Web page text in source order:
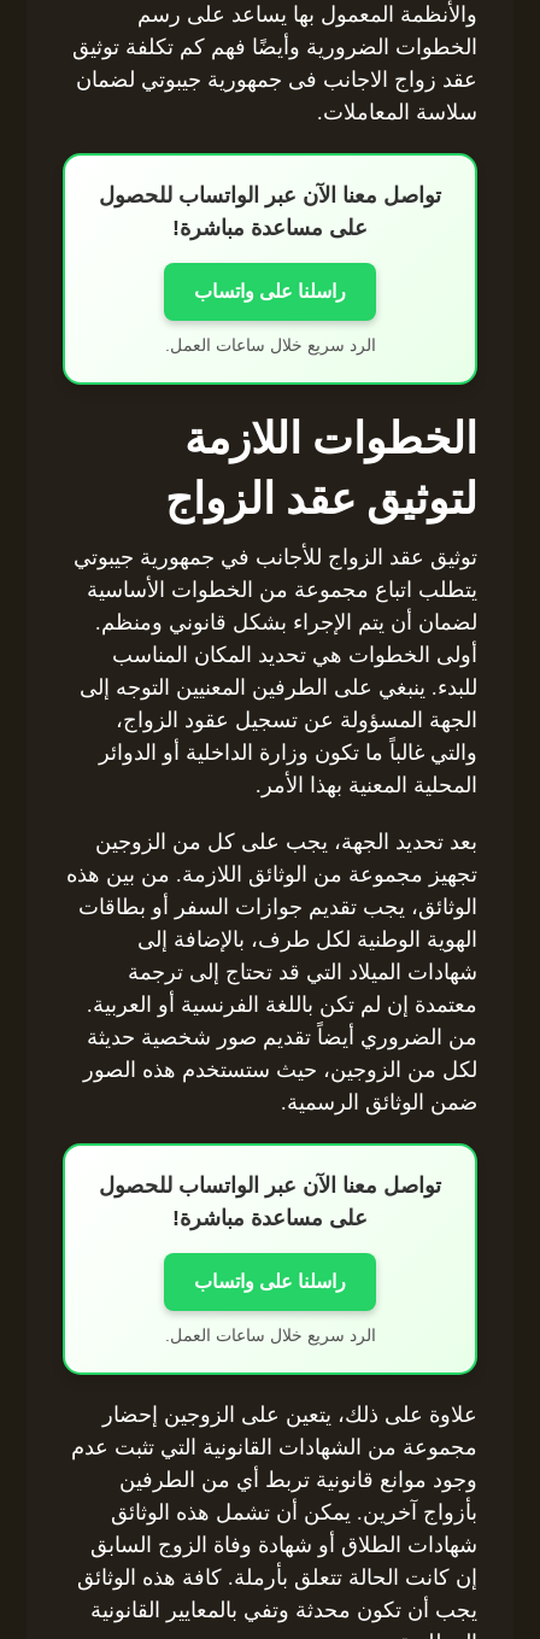
والأنظمة المعمول بها يساعد على رسم
الخطوات الضرورية وأيضًا فهم كم تكلفة توثيق
عقد زواج الاجانب فى جمهورية جيبوتي لضمان
سلاسة المعاملات.
تواصل معنا الآن عبر الواتساب للحصول
على مساعدة مباشرة!
راسلنا على واتساب
الرد سريع خلال ساعات العمل.
الخطوات اللازمة
لتوثيق عقد الزواج
توثيق عقد الزواج للأجانب في جمهورية جيبوتي
يتطلب اتباع مجموعة من الخطوات الأساسية
لضمان أن يتم الإجراء بشكل قانوني ومنظم.
أولى الخطوات هي تحديد المكان المناسب
للبدء. ينبغي على الطرفين المعنيين التوجه إلى
الجهة المسؤولة عن تسجيل عقود الزواج،
والتي غالباً ما تكون وزارة الداخلية أو الدوائر
المحلية المعنية بهذا الأمر.
بعد تحديد الجهة، يجب على كل من الزوجين
تجهيز مجموعة من الوثائق اللازمة. من بين هذه
الوثائق، يجب تقديم جوازات السفر أو بطاقات
الهوية الوطنية لكل طرف، بالإضافة إلى
شهادات الميلاد التي قد تحتاج إلى ترجمة
معتمدة إن لم تكن باللغة الفرنسية أو العربية.
من الضروري أيضاً تقديم صور شخصية حديثة
لكل من الزوجين، حيث ستستخدم هذه الصور
ضمن الوثائق الرسمية.
تواصل معنا الآن عبر الواتساب للحصول
على مساعدة مباشرة!
راسلنا على واتساب
الرد سريع خلال ساعات العمل.
علاوة على ذلك، يتعين على الزوجين إحضار
مجموعة من الشهادات القانونية التي تثبت عدم
وجود موانع قانونية تربط أي من الطرفين
بأزواج آخرين. يمكن أن تشمل هذه الوثائق
شهادات الطلاق أو شهادة وفاة الزوج السابق
إن كانت الحالة تتعلق بأرملة. كافة هذه الوثائق
يجب أن تكون محدثة وتفي بالمعايير القانونية